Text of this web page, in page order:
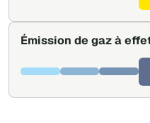
Émission de gaz à